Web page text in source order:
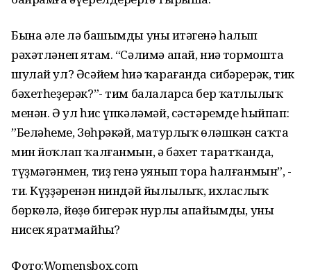
Бына әле лә башымды уның итәгенә һалып
рәхәтләнеп ятам. “Сәлимә апай, ниңә тормошта
шулай ул? Әсәйем һиңә ҡарағанда сибәрерәк, тик
бәхетһеҙерәк?”- тим балаларса бер ҡатлылыҡ
менән. Ә ул һис үпкәләмәй, сәстәремде һыйпап:
”Беләһеңме, Зөһрәкәй, матурлыҡ өләшкән саҡта
мин йоҡлап ҡалғанмын, ә бәхет таратҡанда,
түҙмәгәнмен, тиҙ генә уянып тора һалғанмын”, -
ти. Күҙҙәренән ниндәй йылылыҡ, ихласлыҡ
бөркөлә, йөҙө бигерәк нурлы апайымдың, уны
нисек яратмайһың?
Фото:Womensbox.com